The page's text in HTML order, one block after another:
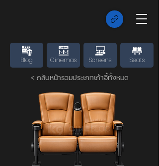
Blog Cinemas Screens Seats
< กลับหน้ารวมประเภทเก้าอี้ทั้งหมด